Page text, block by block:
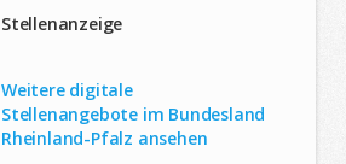
Stellenanzeige
Weitere digitale
Stellenangebote im Bundesland
Rheinland-Pfalz ansehen